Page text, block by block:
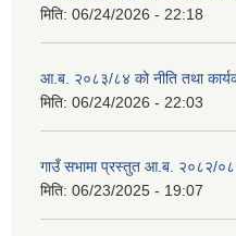
मिति: 06/24/2026 - 22:18
आ.ब. २०८३/८४ को नीति तथा
मिति: 06/24/2026 - 22:03
गाउँ सभामा प्रस्तुत आ.ब. २०८२/
मिति: 06/23/2025 - 19:07